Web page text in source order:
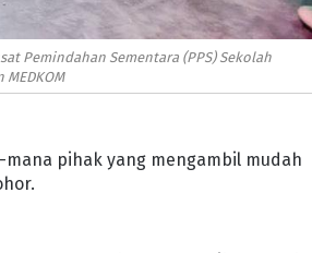
Pemindahan Sementara (PPS) Sekolah
pihak yang mengambil mudah